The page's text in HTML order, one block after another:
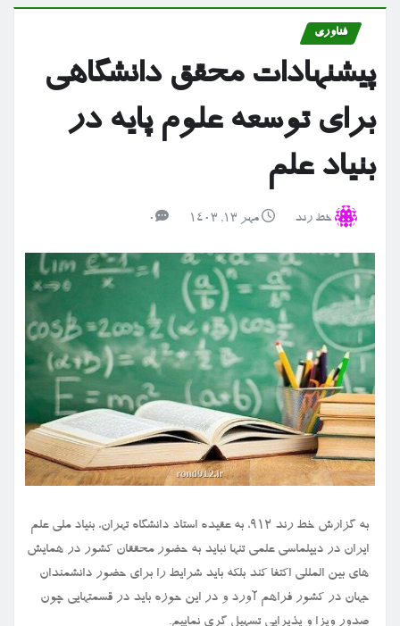
فناوری
پیشنهادات محقق دانشگاهی
برای توسعه علوم پایه در
بنیاد علم
خط رند مهر ۱۳, ۱۴۰۳ 0
به گزارش خط رند ۹۱۲، به عقیده استاد دانشگاه تهران، بنیاد ملی علم
ایران در دیپلماسی علمی تنها نباید به حضور محققان کشور در همایش
های بین المللی اکتفا کند بلکه باید شرایط را برای حضور دانشمندان
جهان در کشور فراهم آورد و در این حوزه باید در قسمتهایی چون
صدور ویزا و پذیرایی تسهیل گری نماییم.